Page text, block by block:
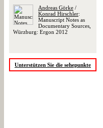
Andreas Görke /
Konrad Hirschler:
Manuscript Notes as
Documentary Sources,
Würzburg: Ergon 2012
Unterstützen Sie die sehepunkte